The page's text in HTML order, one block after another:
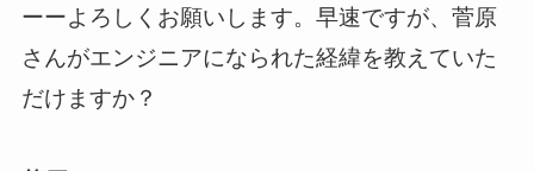
ーーよろしくお願いします。早速ですが、菅原
さんがエンジニアになられた経緯を教えていた
だけますか？